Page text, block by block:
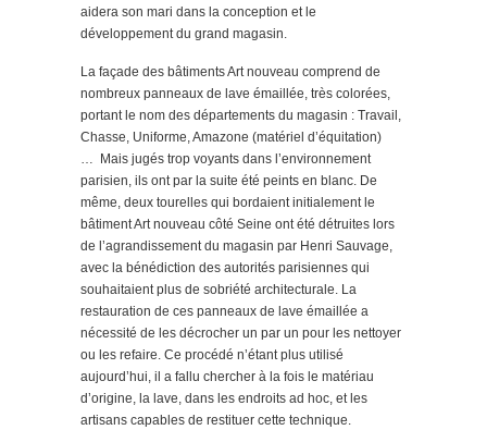
aidera son mari dans la conception et le
développement du grand magasin.
La façade des bâtiments Art nouveau comprend de
nombreux panneaux de lave émaillée, très colorées,
portant le nom des départements du magasin : Travail,
Chasse, Uniforme, Amazone (matériel d’équitation)
… Mais jugés trop voyants dans l’environnement
parisien, ils ont par la suite été peints en blanc. De
même, deux tourelles qui bordaient initialement le
bâtiment Art nouveau côté Seine ont été détruites lors
de l’agrandissement du magasin par Henri Sauvage,
avec la bénédiction des autorités parisiennes qui
souhaitaient plus de sobriété architecturale. La
restauration de ces panneaux de lave émaillée a
nécessité de les décrocher un par un pour les nettoyer
ou les refaire. Ce procédé n’étant plus utilisé
aujourd’hui, il a fallu chercher à la fois le matériau
d’origine, la lave, dans les endroits ad hoc, et les
artisans capables de restituer cette technique.